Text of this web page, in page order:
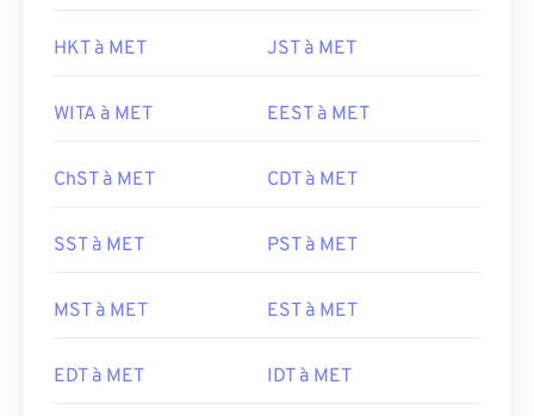
HKT à MET JST à MET
WITA à MET EEST à MET
ChST à MET CDT à MET
SST à MET PST à MET
MST à MET EST à MET
EDT à MET IDT à MET